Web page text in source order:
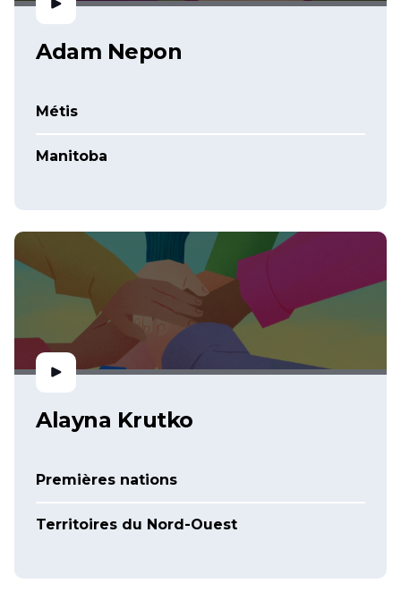
Adam Nepon
Métis
Manitoba
Alayna Krutko
Premières nations
Territoires du Nord-Ouest